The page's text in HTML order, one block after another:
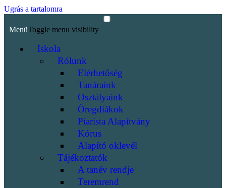
Ugrás a tartalomra
MenüToggle menu visibility
Iskola
Rólunk
Elérhetőség
Tanáraink
Osztályaink
Öregdiákok
Piarista Alapítvány
Kórus
Alapító oklevél
Tájékoztatók
A tanév rendje
Teremrend